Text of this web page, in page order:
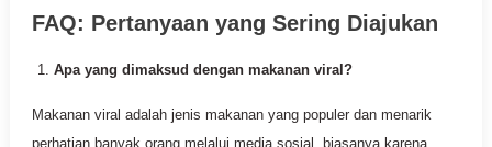
FAQ: Pertanyaan yang Sering Diajukan
Apa yang dimaksud dengan makanan viral?
Makanan viral adalah jenis makanan yang populer dan menarik
perhatian banyak orang melalui media sosial, biasanya karena